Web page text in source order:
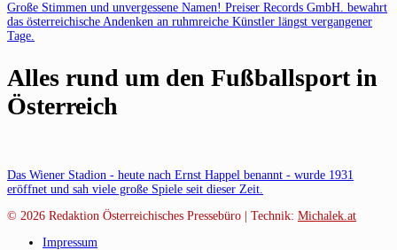
Große Stimmen und unvergessene Namen! Preiser Records GmbH. bewahrt
das österreichische Andenken an ruhmreiche Künstler längst vergangener
Tage.
Alles rund um den Fußballsport in
Österreich
Das Wiener Stadion - heute nach Ernst Happel benannt - wurde 1931
eröffnet und sah viele große Spiele seit dieser Zeit.
© 2026 Redaktion Österreichisches Pressebüro | Technik: Michalek.at
Impressum